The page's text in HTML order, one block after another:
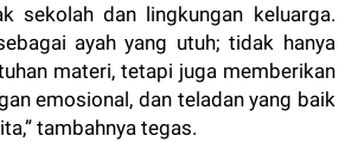
sekolah dan lingkungan keluarga.
ayah yang utuh; tidak hanya
materi, tetapi juga memberikan
emosional, dan teladan yang baik
tambahnya tegas.